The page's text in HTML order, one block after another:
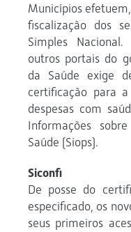
Municípios
fiscalização dos
Simples
outros portais do
da Saúde exige
certificação para
despesas com
Informações
Saúde (Siops).
Siconfi
De posse do
especificado, os
seus primeiros